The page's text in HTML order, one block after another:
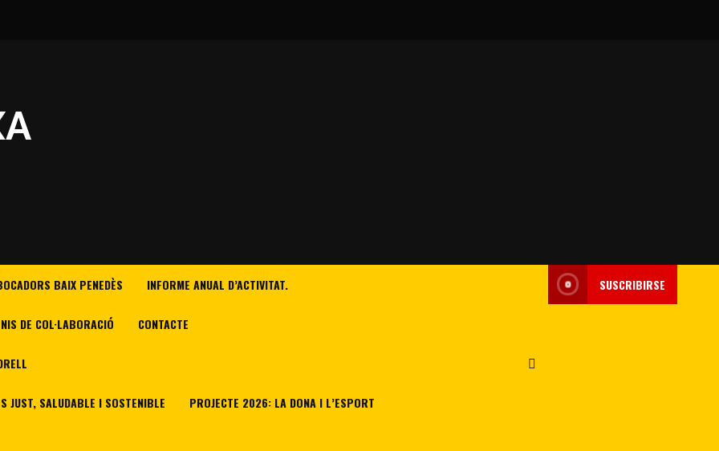
BAIX PENEDÈS INFORME ANUAL D’ACTIVITAT.
DE COL·LABORACIÓ CONTACTE
JUST, SALUDABLE I SOSTENIBLE PROJECTE 2026: LA DONA I L’ESPORT
SUSCRIBIRSE